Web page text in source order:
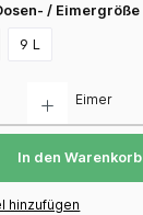
/ Eimergröße
9 L
Eimer
In den Warenkorb
hinzufügen